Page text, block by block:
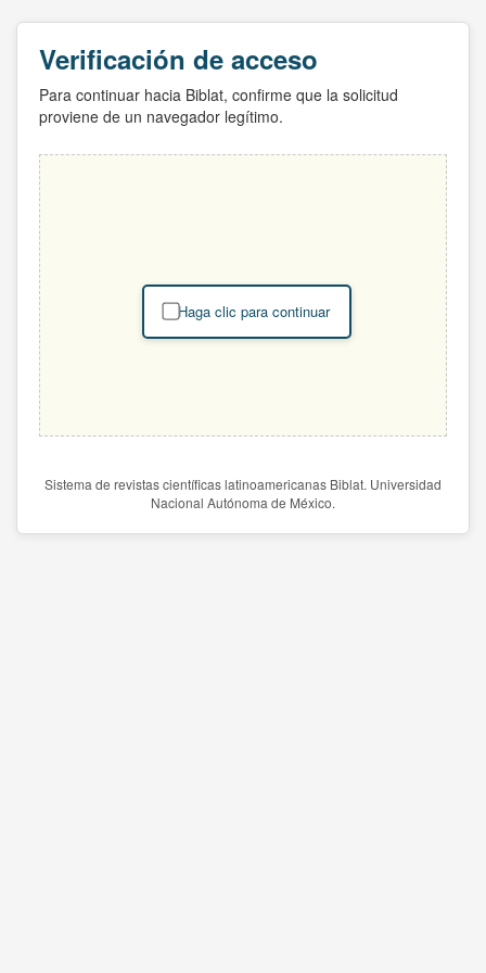
Verificación de acceso
Para continuar hacia Biblat, confirme que la solicitud
proviene de un navegador legítimo.
Haga clic para continuar
Sistema de revistas científicas latinoamericanas Biblat. Universidad
Nacional Autónoma de México.